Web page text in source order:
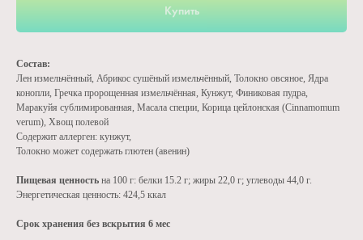
Купить
Состав:
Лен измельчённый, Абрикос сушёный измельчённый, Толокно овсяное, Ядра
конопли, Гречка пророщенная измельчённая, Кунжут, Финиковая пудра,
Маракуйя сублимированная, Масала специи, Корица цейлонская (Cinnamomum
verum), Хвощ полевой
Содержит аллерген: кунжут,
Толокно может содержать глютен (авенин)
Пищевая ценность на 100 г: белки 15.2 г; жиры 22,0 г; углеводы 44,0 г.
Энергетическая ценность: 424,5 ккал
Срок хранения без вскрытия 6 мес